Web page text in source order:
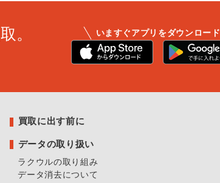
。
いますぐアプリをダウンロード
買取に出す前に
データの取り扱い
ラクウルの取り組み
データ消去について